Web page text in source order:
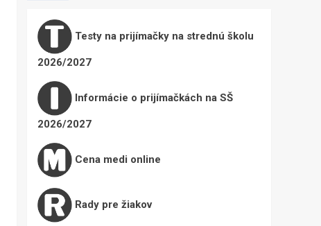
Testy na prijímačky na strednú školu
2026/2027
Informácie o prijímačkách na SŠ
2026/2027
Cena medi online
Rady pre žiakov